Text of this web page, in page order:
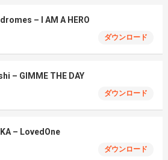
– I AM A HERO
ダウンロード
– GIMME THE DAY
ダウンロード
– LovedOne
ダウンロード